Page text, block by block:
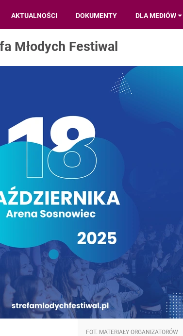
AKTUALNOŚCI DOKUMENTY DLA MEDIÓW
Młodych Festiwal
FOT. MATERIAŁY ORGANIZATORÓW